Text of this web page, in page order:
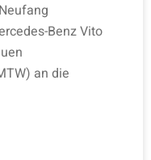
Benz Vito
an die